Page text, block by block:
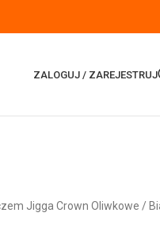
ZALOGUJ / ZAREJESTRUJ
Jigga Crown Oliwkowe /